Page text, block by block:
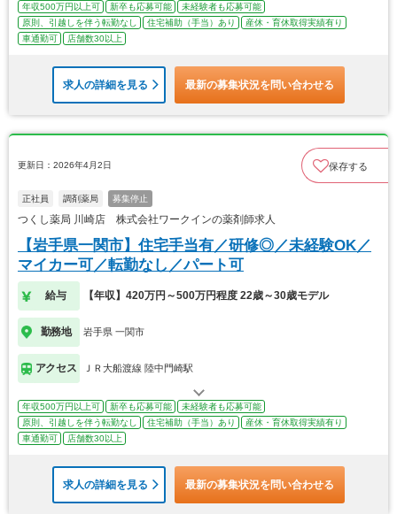
年収500万円以上可 新卒も応募可能
未経験者も応募可能
原則、引越しを伴う転勤なし
住宅補助（手当）あり
産休・育休取得実績有り
車通勤可
店舗数30以上
求人の詳細を見る 最新の募集状況を問い合わせる
更新日：2026年4月2日 保存する
正社員 調剤薬局 募集停止
つくし薬局 川崎店 株式会社ワークインの薬剤師求人
【岩手県一関市】住宅手当有／研修◎／未経験OK／
マイカー可／転勤なし／パート可
給与 【年収】420万円～500万円程度 22歳～30歳モデル
勤務地 岩手県 一関市
アクセス ＪＲ大船渡線 陸中門崎駅
年収500万円以上可 新卒も応募可能
未経験者も応募可能
原則、引越しを伴う転勤なし
住宅補助（手当）あり
産休・育休取得実績有り
車通勤可
店舗数30以上
求人の詳細を見る 最新の募集状況を問い合わせる